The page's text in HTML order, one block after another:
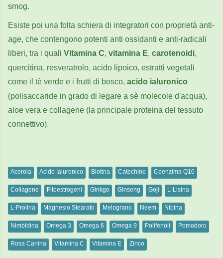
smog.
Esiste poi una folta schiera di integratori con proprietà anti-
age, che contengono potenti anti ossidanti e anti-radicali
liberi, tra i quali Vitamina C, vitamina E, carotenoidi,
quercitina, resveratrolo, acido lipoico, estratti vegetali
come il tè verde e i frutti di bosco, acido ialuronico
(polisaccaride in grado di legare a sè molecole d'acqua),
aloe vera e collagene (la principale proteina del tessuto
connettivo).
Acerola Acido Ialuronico Biotina Catechine Coenzima Q10
Collagene Fitoestrogeni Ginkgo Ginseng Goji L-Lisina
L-Prolina Magnesio Stearato Melograno Neem Nibina
Nimbidina Omega 3 Omega 6 Omega 9 Polifenoli Pomodoro
Rosa Canina Vitamina C Vitamina E Zinco